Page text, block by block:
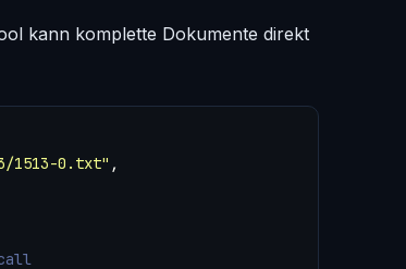
kann komplette Dokumente direkt
1513-0.txt" ,